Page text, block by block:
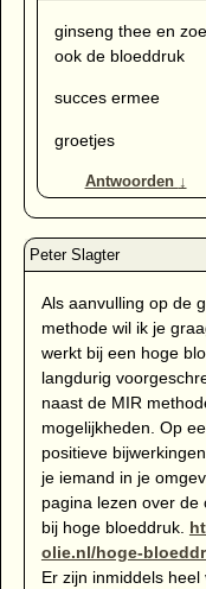
ginseng thee en
ook de bloeddruk
succes ermee
groetjes
Antwoorden ↓
Als aanvulling op de
methode wil ik je
werkt bij een hoge
langdurig
naast de MIR
mogelijkheden. Op
positieve
je iemand in je
pagina lezen over de
bij hoge bloeddruk.
olie.nl/hoge-
Er zijn inmiddels